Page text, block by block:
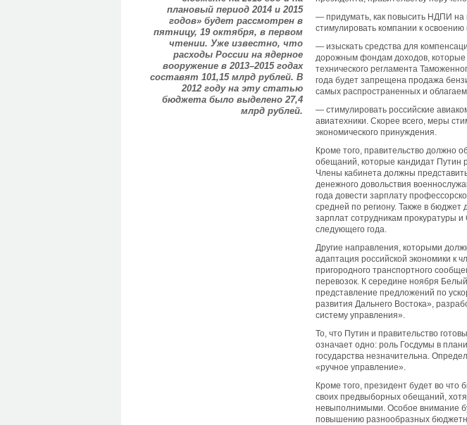
плановый период 2014 и 2015
годов» будет рассмотрен в
пятницу, 19 октября, в первом
чтении. Уже известно, что
расходы России на ядерное
вооружение в 2013–2015 годах
составят 101,15 млрд рублей. В
2012 году на эту статью
бюджета было выделено 27,4
млрд рублей.
— придумать, как повысить НДПИ на
стимулировать компании к
— изыскать средства для
дорожным фондам доходов, которые
технического регламента
года будет запрещена продажа
самых распространенных и
— стимулировать российские
авиатехники. Скорее всего, меры
экономического принуждения.
Кроме того, правительство должно
обещаний, которые кандидат Путин
Члены кабинета должны
денежного довольствия
года довести зарплату
средней по региону. Также в
зарплат сотрудникам прокуратуры
следующего года.
Другие направления, которыми
адаптация российской экономики к
пригородного транспортного
перевозок. К середине ноября
представление предложений по
развития Дальнего Востока»,
систему управления».
То, что Путин и правительство
означает одно: роль Госдумы в
государства незначительна.
«ручное управление».
Кроме того, президент будет во что
своих предвыборных обещаний,
невыполнимыми. Особое внимание
повышению разнообразных